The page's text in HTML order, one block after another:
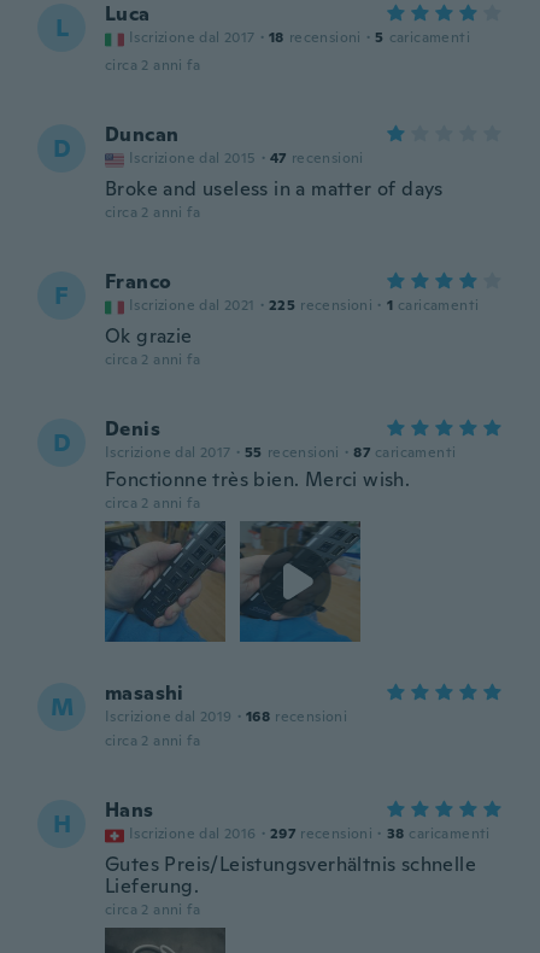
L Luca
Iscrizione dal 2017 · 18 recensioni · 5 caricamenti
circa 2 anni fa
D Duncan
Iscrizione dal 2015 · 47 recensioni
Broke and useless in a matter of days
circa 2 anni fa
F Franco
Iscrizione dal 2021 · 225 recensioni · 1 caricamenti
Ok grazie
circa 2 anni fa
D Denis
Iscrizione dal 2017 · 55 recensioni · 87 caricamenti
Fonctionne très bien. Merci wish.
circa 2 anni fa
M masashi
Iscrizione dal 2019 · 168 recensioni
circa 2 anni fa
H Hans
Iscrizione dal 2016 · 297 recensioni · 38 caricamenti
Gutes Preis/Leistungsverhältnis schnelle
Lieferung.
circa 2 anni fa